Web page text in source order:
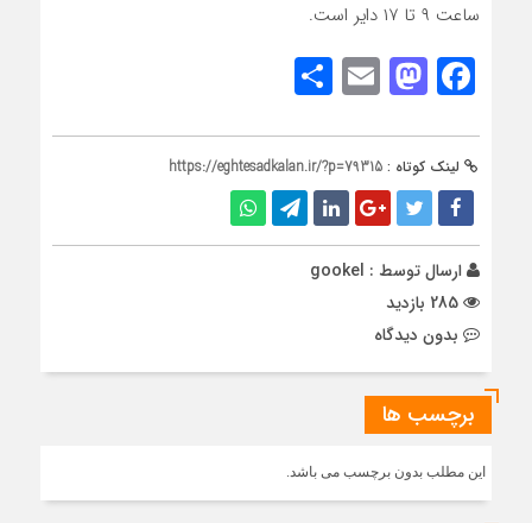
ساعت ۹ تا ۱۷ دایر است.
Facebook
Mastodon
Email
لینک کوتاه : https://eghtesadkalan.ir/?p=79315
ارسال توسط : gookel
بدون دیدگاه
برچسب ها
این مطلب بدون برچسب می باشد.